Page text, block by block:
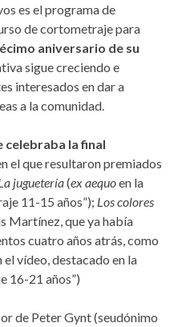
es el programa de
de cortometraje para
aniversario de su
sigue creciendo e
interesados en dar a
a la comunidad.
celebraba la final
el que resultaron premiados
juguetería(ex aequoen la
11-15 años”); Los colores
Martínez, que ya había
cuatro años atrás, como
vídeo, destacado en la
16-21 años”)
de Peter Gynt (seudónimo